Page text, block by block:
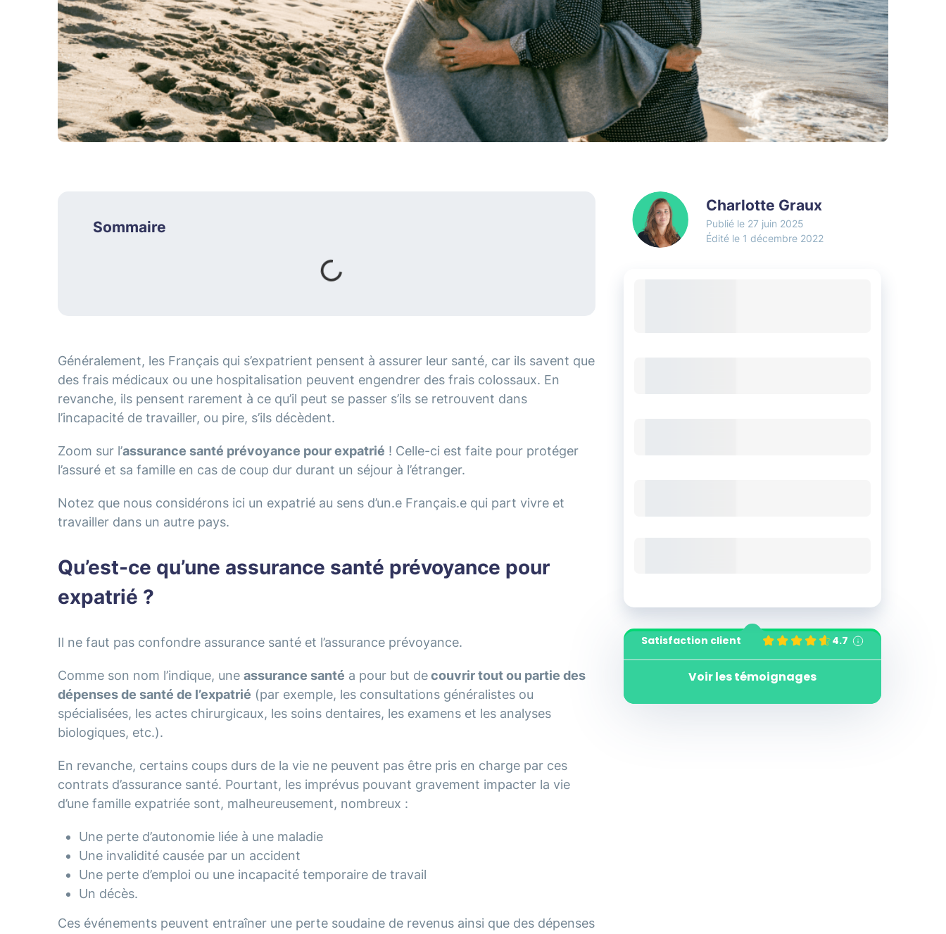
Sommaire
Généralement, les Français qui s’expatrient pensent à assurer leur santé, car ils savent que
des frais médicaux ou une hospitalisation peuvent engendrer des frais colossaux. En
revanche, ils pensent rarement à ce qu’il peut se passer s’ils se retrouvent dans
l’incapacité de travailler, ou pire, s’ils décèdent.
Zoom sur l’assurance santé prévoyance pour expatrié ! Celle-ci est faite pour protéger
l’assuré et sa famille en cas de coup dur durant un séjour à l’étranger.
Notez que nous considérons ici un expatrié au sens d’un.e Français.e qui part vivre et
travailler dans un autre pays.
Qu’est-ce qu’une assurance santé prévoyance pour
expatrié ?
Il ne faut pas confondre assurance santé et l’assurance prévoyance.
Comme son nom l’indique, une assurance santé a pour but decouvrir tout ou partie des
dépenses de santé de l’expatrié (par exemple, les consultations généralistes ou
spécialisées, les actes chirurgicaux, les soins dentaires, les examens et les analyses
biologiques, etc.).
En revanche, certains coups durs de la vie ne peuvent pas être pris en charge par ces
contrats d’assurance santé. Pourtant, les imprévus pouvant gravement impacter la vie
d’une famille expatriée sont, malheureusement, nombreux :
Une perte d’autonomie liée à une maladie
Une invalidité causée par un accident
Une perte d’emploi ou une incapacité temporaire de travail
Un décès.
Ces événements peuvent entraîner une perte soudaine de revenus ainsi que des dépenses
Charlotte Graux
27 juin 2025
Édité le 1 décembre 2022
Satisfaction client 4.7
Voir les témoignages